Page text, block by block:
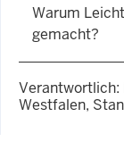
Warum
gemacht?
Verantwortlich:
Westfalen,